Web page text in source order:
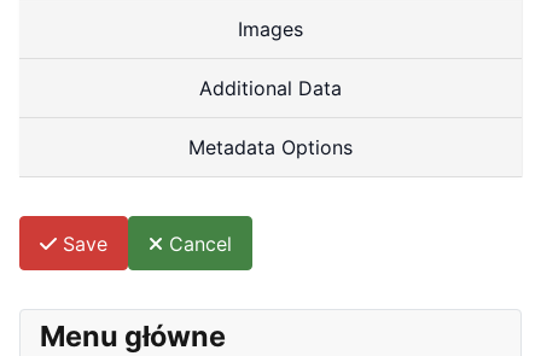
Menu główne
Images
Additional Data
Metadata Options
Save Cancel